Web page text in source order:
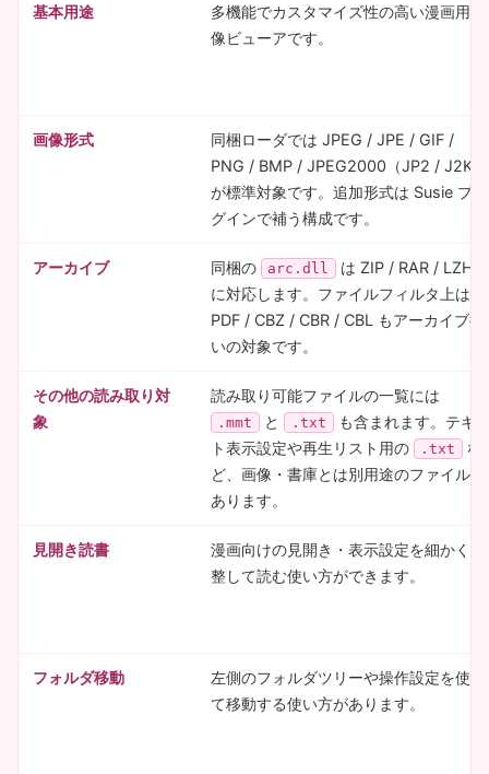
基本用途
多機能でカスタマイズ性の高い漫画用画
像ビューアです。
画像形式
同梱ローダでは JPEG / JPE / GIF /
PNG / BMP / JPEG2000（JP2 / J2K）
が標準対象です。追加形式は Susie プラ
グインで補う構成です。
アーカイブ 同梱の arc.dll
は ZIP / RAR / LZH
に対応します。ファイルフィルタ上は
PDF / CBZ / CBR / CBL もアーカイブ扱
いの対象です。
その他の読み取り対
象
読み取り可能ファイルの一覧には
.mmt と .txt も含まれます。テキ
ト表示設定や再生リスト用の
.txt
な
ど、画像・書庫とは別用途のファイルも
あります。
見開き読書
漫画向けの見開き・表示設定を細かく調
整して読む使い方ができます。
フォルダ移動
左側のフォルダツリーや操作設定を使っ
て移動する使い方があります。